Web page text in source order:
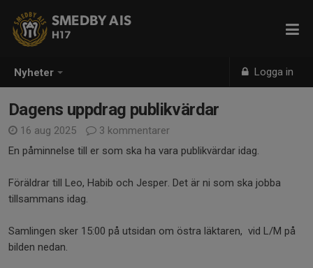
Nyheter Logga in
SMEDBY AIS
H17
Dagens uppdrag publikvärdar
16 aug 2025
3 kommentarer
En påminnelse till er som ska ha vara publikvärdar idag.
Föräldrar till Leo, Habib och Jesper. Det är ni som ska jobba
tillsammans idag.
Samlingen sker 15:00 på utsidan om östra läktaren, vid L/M på
bilden nedan.